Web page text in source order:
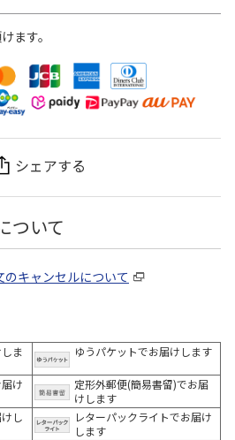
ます。
シェアする
ついて
のキャンセルについて
ま
ゆうパケットでお届けします
け
定形外郵便(簡易書留)でお届
けします
し
レターパックライトでお届け
します